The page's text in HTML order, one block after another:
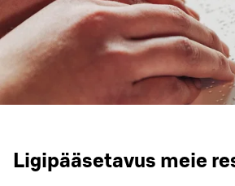
Ligipääsetavus meie